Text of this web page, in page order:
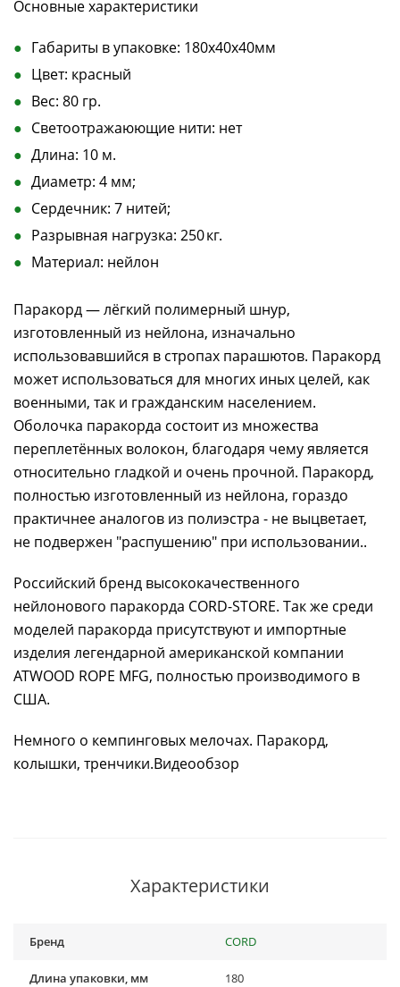
Основные характеристики
Габариты в упаковке: 180x40x40мм
Цвет: красный
Вес: 80 гр.
Светоотражаюющие нити: нет
Длина: 10 м.
Диаметр: 4 мм;
Сердечник: 7 нитей;
Разрывная нагрузка: 250 кг.
Материал: нейлoн
Паракорд — лёгкий полимерный шнур,
изготовленный из нейлона, изначально
использовавшийся в стропах парашютов. Паракорд
может использоваться для многих иных целей, как
военными, так и гражданским населением.
Оболочка паракорда состоит из множества
переплетённых волокон, благодаря чему является
относительно гладкой и очень прочной. Паракорд,
полностью изготовленный из нейлона, гораздо
практичнее аналогов из полиэстра - не выцветает,
не подвержен "распушению" при использовании..
Российский бренд высококачественного
нейлонового паракорда CORD-STORE. Так же среди
моделей паракорда присутствуют и импортные
изделия легендарной американской компании
ATWOOD ROPE MFG, полностью производимого в
США.
Немного о кемпинговых мелочах. Паракорд,
колышки, тренчики.Видеообзор
Характеристики
Бренд CORD
Длина упаковки, мм 180